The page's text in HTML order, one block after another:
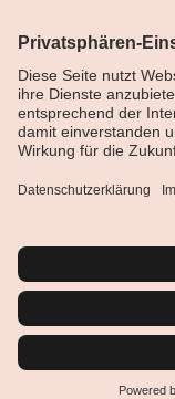
Über Alessandro
Shop